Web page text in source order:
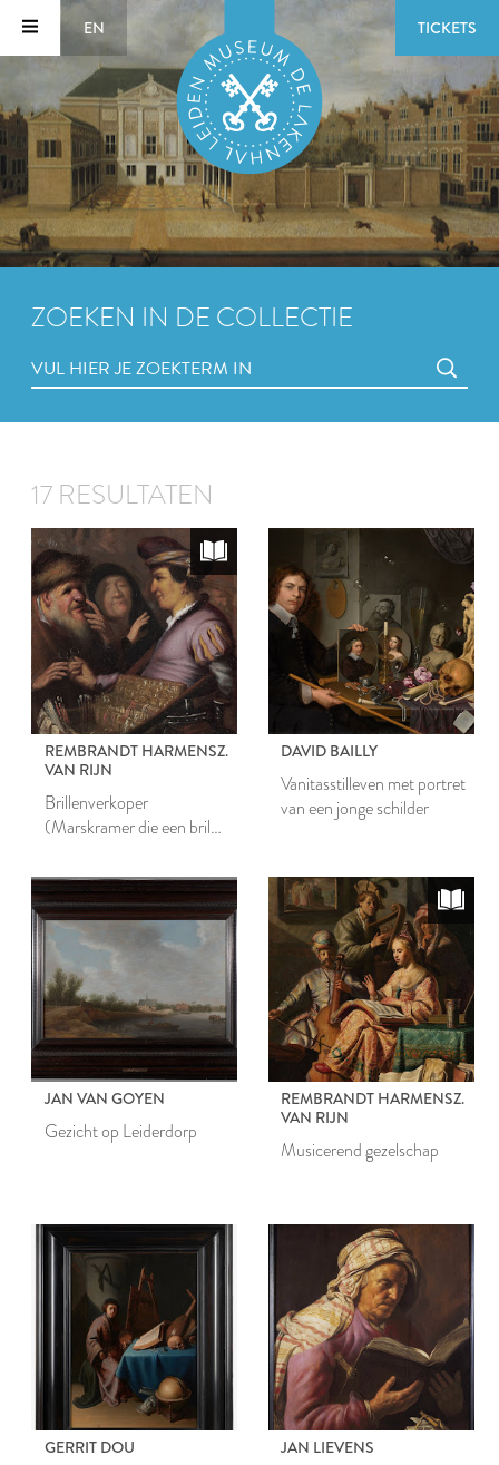
EN TICKETS
ZOEKEN IN DE COLLECTIE
17 RESULTATEN
REMBRANDT HARMENSZ.
VAN RIJN
Brillenverkoper
(Marskramer die een bril
DAVID BAILLY
Vanitasstilleven met portret
van een jonge schilder
JAN VAN GOYEN
Gezicht op Leiderdorp
REMBRANDT HARMENSZ.
VAN RIJN
Musicerend gezelschap
GERRIT DOU JAN LIEVENS